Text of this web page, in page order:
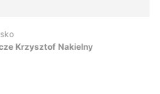
Krzysztof Nakielny